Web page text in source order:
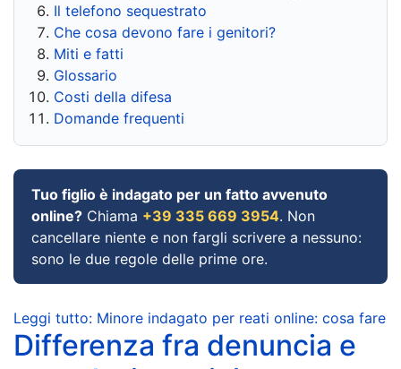
Il telefono sequestrato
Che cosa devono fare i genitori?
Miti e fatti
Glossario
Costi della difesa
Domande frequenti
Tuo figlio è indagato per un fatto avvenuto
online? Chiama +39 335 669 3954. Non
cancellare niente e non fargli scrivere a nessuno:
sono le due regole delle prime ore.
Leggi tutto: Minore indagato per reati online: cosa fare
Differenza fra denuncia e